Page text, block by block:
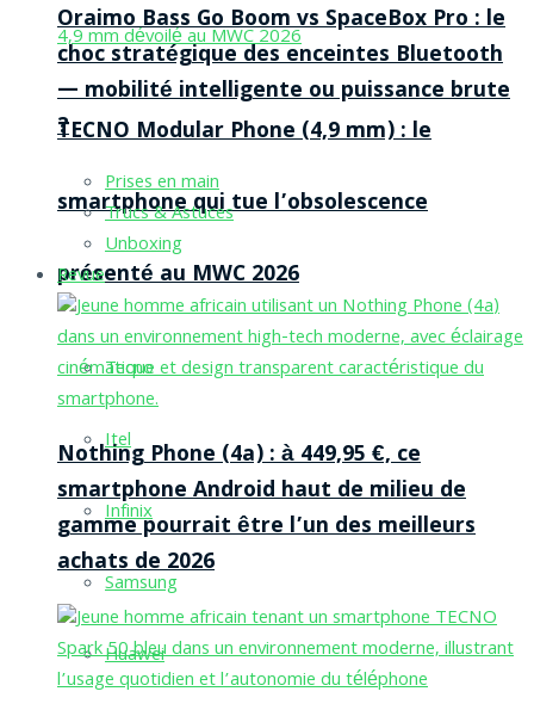
TECNO Modular Phone (4,9 mm) : le
smartphone qui tue l’obsolescence
présenté au MWC 2026
Tecno
Itel
Infinix
Samsung
Huawei
Oraimo Bass Go Boom vs SpaceBox Pro : le
choc stratégique des enceintes Bluetooth
— mobilité intelligente ou puissance brute
?
Prises en main
Trucs & Astuces
Unboxing
Revue
Nothing Phone (4a) : à 449,95 €, ce
smartphone Android haut de milieu de
gamme pourrait être l’un des meilleurs
achats de 2026